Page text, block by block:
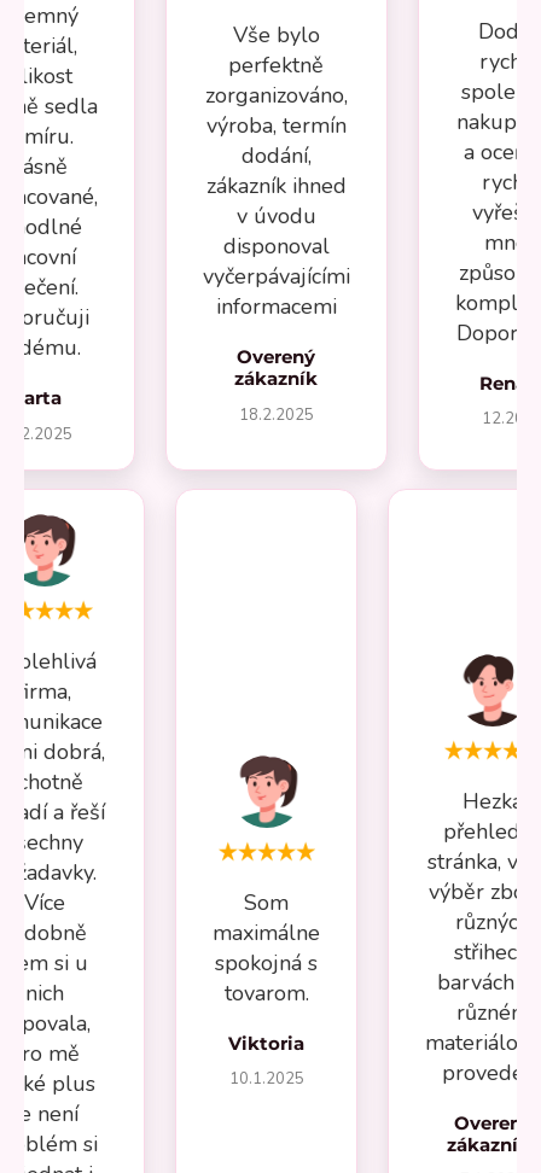
sedla
míru.
Krásně
Marta
Vše bylo
perfektně
zorganizováno,
výroba, termín
dodání,
zákazník ihned
v úvodu
disponoval
vyčerpávajícími
informacemi
Overený
zákazník
18.2.2025
a
mnou
firma,
dobrá,
ochotně
a řeší
všechny
Více
nádobně
jsem si u
nich
pro mě
plus
že není
si
Som
maximálne
spokojná s
tovarom.
Viktoria
10.1.2025
Hezká
stránka,
výběr
různých
střihech,
barvách a
různém
Overený
zákazník